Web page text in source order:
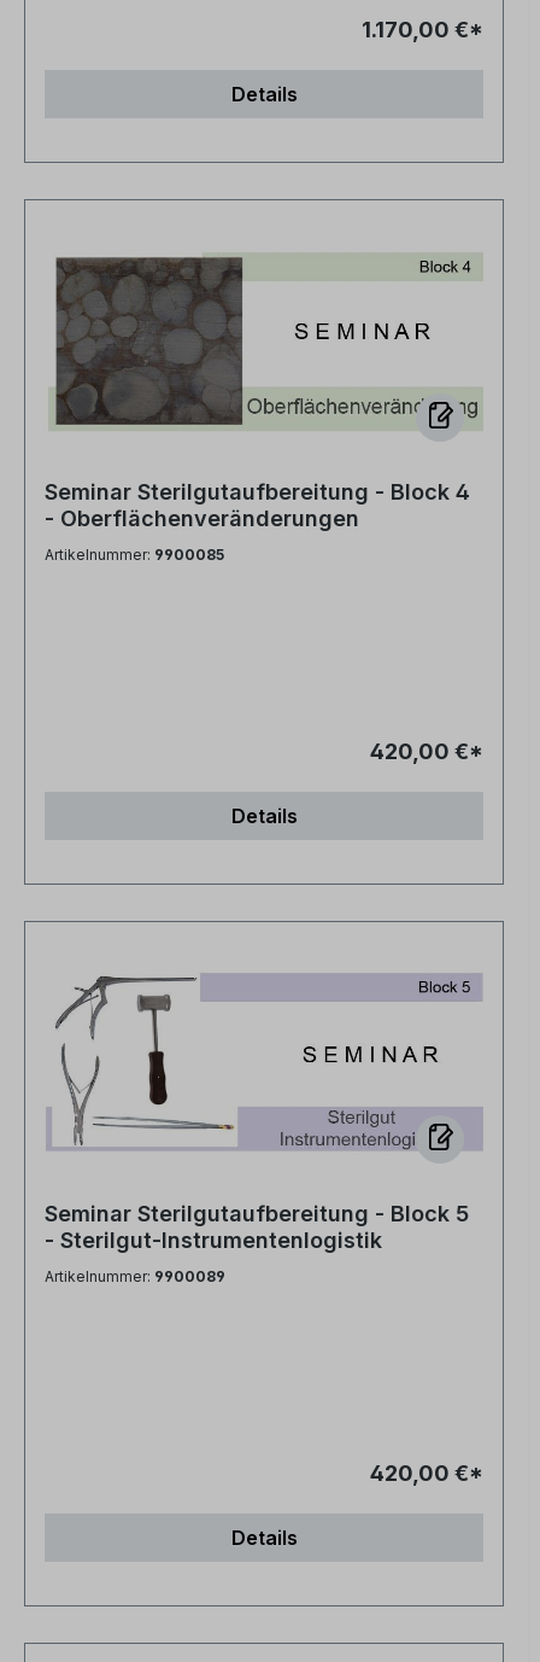
1.170,00 €*
Details
Seminar Sterilgutaufbereitung - Block 4
- Oberflächenveränderungen
Artikelnummer: 9900085
420,00 €*
Details
Seminar Sterilgutaufbereitung - Block 5
- Sterilgut-Instrumentenlogistik
Artikelnummer: 9900089
420,00 €*
Details